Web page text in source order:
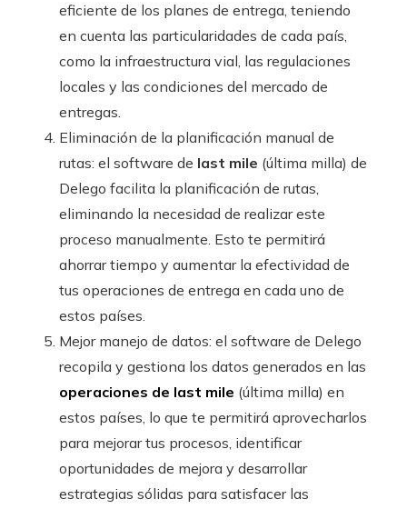
eficiente de los planes de entrega, teniendo
en cuenta las particularidades de cada país,
como la infraestructura vial, las regulaciones
locales y las condiciones del mercado de
entregas.
Eliminación de la planificación manual de
rutas: el software de last mile (última milla) de
Delego facilita la planificación de rutas,
eliminando la necesidad de realizar este
proceso manualmente. Esto te permitirá
ahorrar tiempo y aumentar la efectividad de
tus operaciones de entrega en cada uno de
estos países.
Mejor manejo de datos: el software de Delego
recopila y gestiona los datos generados en las
operaciones de last mile (última milla) en
estos países, lo que te permitirá aprovecharlos
para mejorar tus procesos, identificar
oportunidades de mejora y desarrollar
estrategias sólidas para satisfacer las